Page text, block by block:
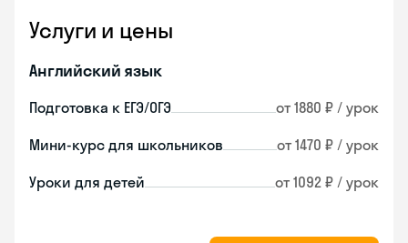
Услуги и цены
Английский язык
Подготовка к ЕГЭ/ОГЭ от 1880 ₽ / урок
Мини-курс для школьников от 1470 ₽ / урок
Уроки для детей от 1092 ₽ / урок